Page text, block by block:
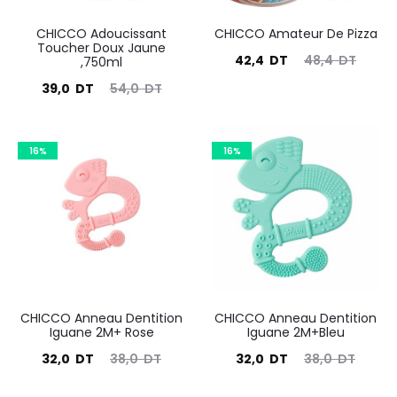
CHICCO Adoucissant
Toucher Doux Jaune
,750ml
54,0DT
Le
initial
était :
54,0
DT.
39,0 DT
actuel
CHICCO Amateur De Pizza
48,4DT
Le
était :
48,4
DT.
42,4 DT
est :
16%
CHICCO Anneau Dentition
Iguane 2M+ Rose
38,0DT
Le
32,0 DT
16%
CHICCO Anneau Dentition
Iguane 2M+Bleu
38,0DT
Le
32,0 DT